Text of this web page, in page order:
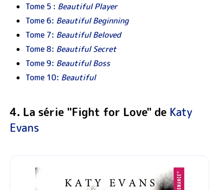
Tome 5 : Beautiful Player
Tome 6: Beautiful Beginning
Tome 7: Beautiful Beloved
Tome 8: Beautiful Secret
Tome 9: Beautiful Boss
Tome 10: Beautiful
4. La série "Fight for Love" de Katy
Evans